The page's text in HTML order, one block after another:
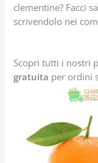
clementine? Facci
scrivendolo nei
Scopri tutti i nostri
gratuita per ordini